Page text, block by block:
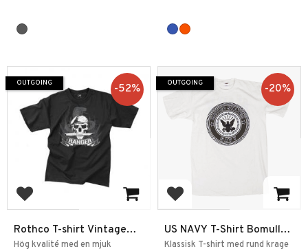
Add to favorites
Rothco T-shirt Vintage
Ranger
Hög kvalité med en mjuk
52%
OUTGOING
Add to favorites
US NAVY T-Shirt Bomull
Vit Large
Klassisk T-shirt med rund krage
20%
OUTGOING